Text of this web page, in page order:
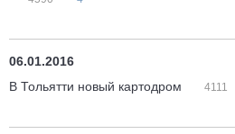
06.01.2016
В Тольятти новый картодром
4111